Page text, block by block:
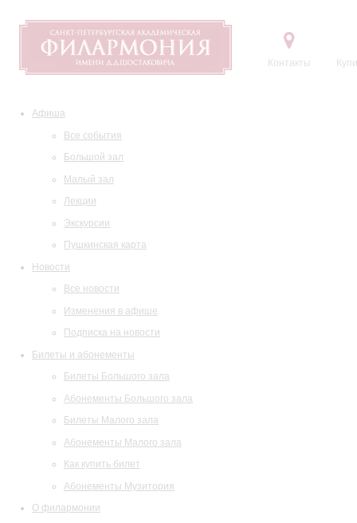
Контакты
Афиша
Все события
Большой зал
Малый зал
Лекции
Экскурсии
Пушкинская карта
Новости
Все новости
Изменения в афише
Подписка на новости
Билеты и абонементы
Билеты Большого зала
Абонементы Большого зала
Билеты Малого зала
Абонементы Малого зала
Как купить билет
Абонементы Музитория
О филармонии